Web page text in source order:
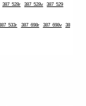
387_528r 387_528v 387_529
387_698r 387_698v 38